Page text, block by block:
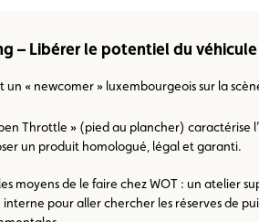
– Libérer le potentiel du véhicule
un « newcomer » luxembourgeois sur la
Throttle » (pied au plancher) caractérise
un produit homologué, légal et garanti.
les moyens de le faire chez WOT : un
pour aller chercher les réserves de